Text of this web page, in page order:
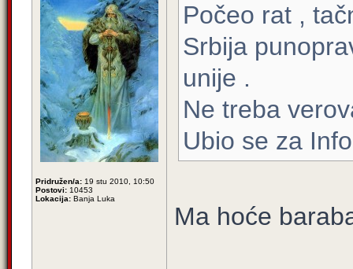
Pridružen/a: 19 stu 2010, 10:50
Postovi: 10453
Lokacija: Banja Luka
Počeo rat ,
Srbija
unije .
Ne treba
Ubio se za
Ma hoće